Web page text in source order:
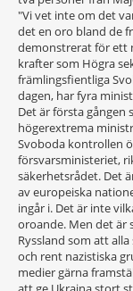
"Vi vet inte om det
det en oro bland de
demonstrerat för ett
krafter som Högra
främlingsfientliga
dagen, har fyra
Det är första gången
högerextrema
Svoboda kontrollen
försvarsministeriet,
säkerhetsrådet. Det
av europeiska
ingår i. Det är inte
oroande. Men det är
Ryssland som att
och rent nazistiska
medier gärna